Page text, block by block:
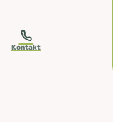
Kontakt